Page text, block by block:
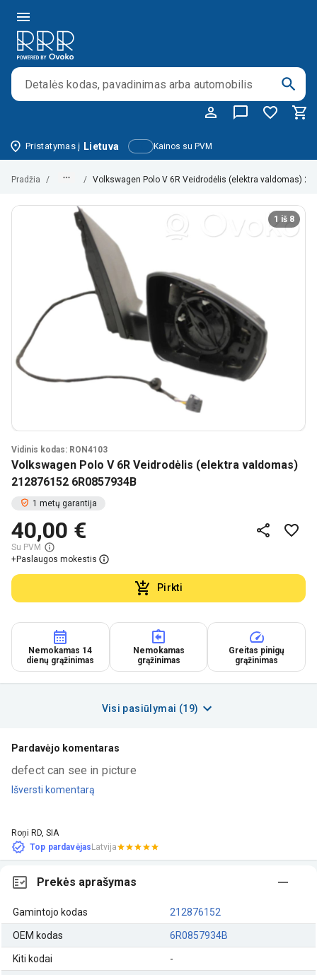
Kainos su PVM
Pristatymas į Lietuva
Pradžia / / Volkswagen Polo V 6R Veidrodėlis (elektra valdomas)
1 iš 8
Vidinis kodas: RON4103
Volkswagen Polo V 6R Veidrodėlis (elektra valdomas)
212876152 6R0857934B
1 metų garantija
40,00 €
Su PVM
+Paslaugos mokestis
Pirkti
Nemokamas 14
dienų grąžinimas
Nemokamas
grąžinimas
Greitas pinigų
grąžinimas
Visi pasiūlymai (19)
Pardavėjo komentaras
defect can see in picture
Išversti komentarą
Roņi RD, SIA
Top pardavėjasLatvija
Prekės aprašymas
Gamintojo kodas 212876152
OEM kodas 6R0857934B
Kiti kodai -